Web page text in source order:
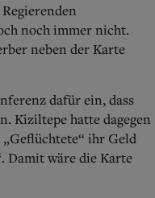
noch immer nicht.
neben der Karte
dafür ein, dass
Kiziltepe hatte dagegen
„Geflüchtete“ ihr Geld
Damit wäre die Karte